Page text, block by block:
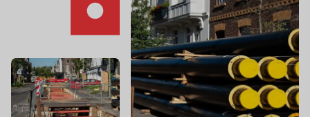
Fourniture d'énergie
Solutions diagnostics (4)
DPE/PPT
Le DPE et PPT sont obligatoires : mettez vos
Blog
Contact